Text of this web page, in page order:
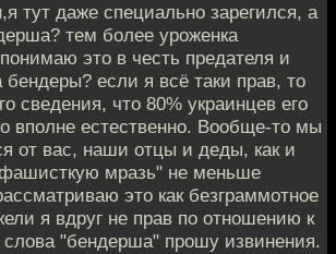
тут даже специально зарегился, а
тем более уроженка
это в честь предателя и
бендеры? если я всё таки прав, то
сведения, что 80% украинцев его
вполне естественно. Вообще-то мы
от вас, наши отцы и деды, как и
мразь" не меньше
это как безграммотное
я вдруг не прав по отношению к
"бендерша" прошу извинения.